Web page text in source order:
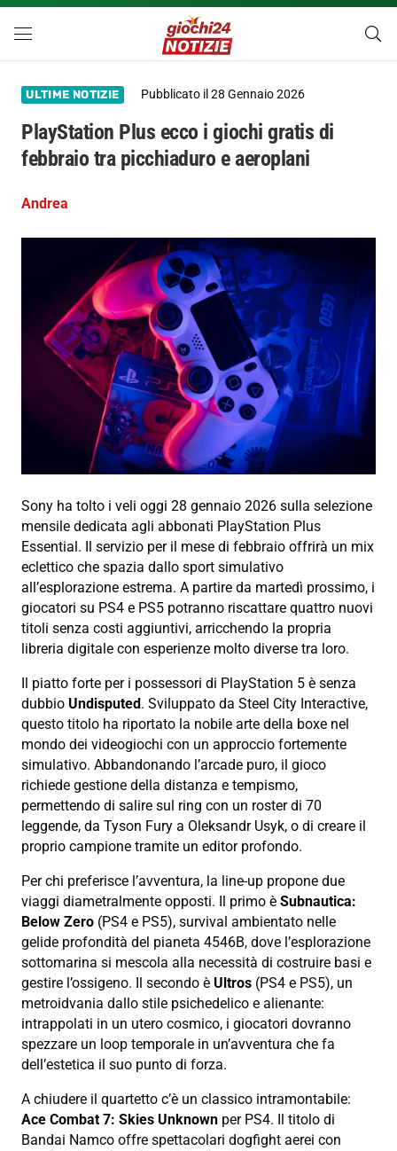
ULTIME NOTIZIE Pubblicato il28 Gennaio 2026
PlayStation Plus ecco i giochi gratis di
febbraio tra picchiaduro e aeroplani
Andrea
Sony ha tolto i veli oggi 28 gennaio 2026 sulla selezione
mensile dedicata agli abbonati PlayStation Plus
Essential. Il servizio per il mese di febbraio offrirà un mix
eclettico che spazia dallo sport simulativo
all’esplorazione estrema. A partire da martedì prossimo, i
giocatori su PS4 e PS5 potranno riscattare quattro nuovi
titoli senza costi aggiuntivi, arricchendo la propria
libreria digitale con esperienze molto diverse tra loro.
Il piatto forte per i possessori di PlayStation 5 è senza
dubbio Undisputed. Sviluppato da Steel City Interactive,
questo titolo ha riportato la nobile arte della boxe nel
mondo dei videogiochi con un approccio fortemente
simulativo. Abbandonando l’arcade puro, il gioco
richiede gestione della distanza e tempismo,
permettendo di salire sul ring con un roster di 70
leggende, da Tyson Fury a Oleksandr Usyk, o di creare il
proprio campione tramite un editor profondo.
Per chi preferisce l’avventura, la line-up propone due
viaggi diametralmente opposti. Il primo è Subnautica:
Below Zero (PS4 e PS5), survival ambientato nelle
gelide profondità del pianeta 4546B, dove l’esplorazione
sottomarina si mescola alla necessità di costruire basi e
gestire l’ossigeno. Il secondo è Ultros (PS4 e PS5), un
metroidvania dallo stile psichedelico e alienante:
intrappolati in un utero cosmico, i giocatori dovranno
spezzare un loop temporale in un’avventura che fa
dell’estetica il suo punto di forza.
A chiudere il quartetto c’è un classico intramontabile:
Ace Combat 7: Skies Unknown per PS4. Il titolo di
Bandai Namco offre spettacolari dogfight aerei con